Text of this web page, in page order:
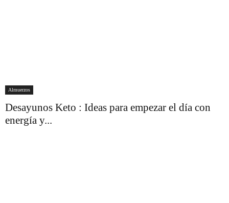
Almuerzos
Desayunos Keto : Ideas para empezar el día con
energía y...